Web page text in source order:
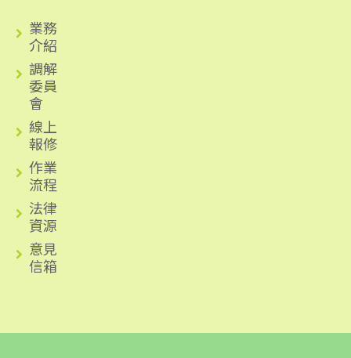
業務
介紹
調解
委員
會
線上
報修
作業
流程
法律
資源
意見
信箱